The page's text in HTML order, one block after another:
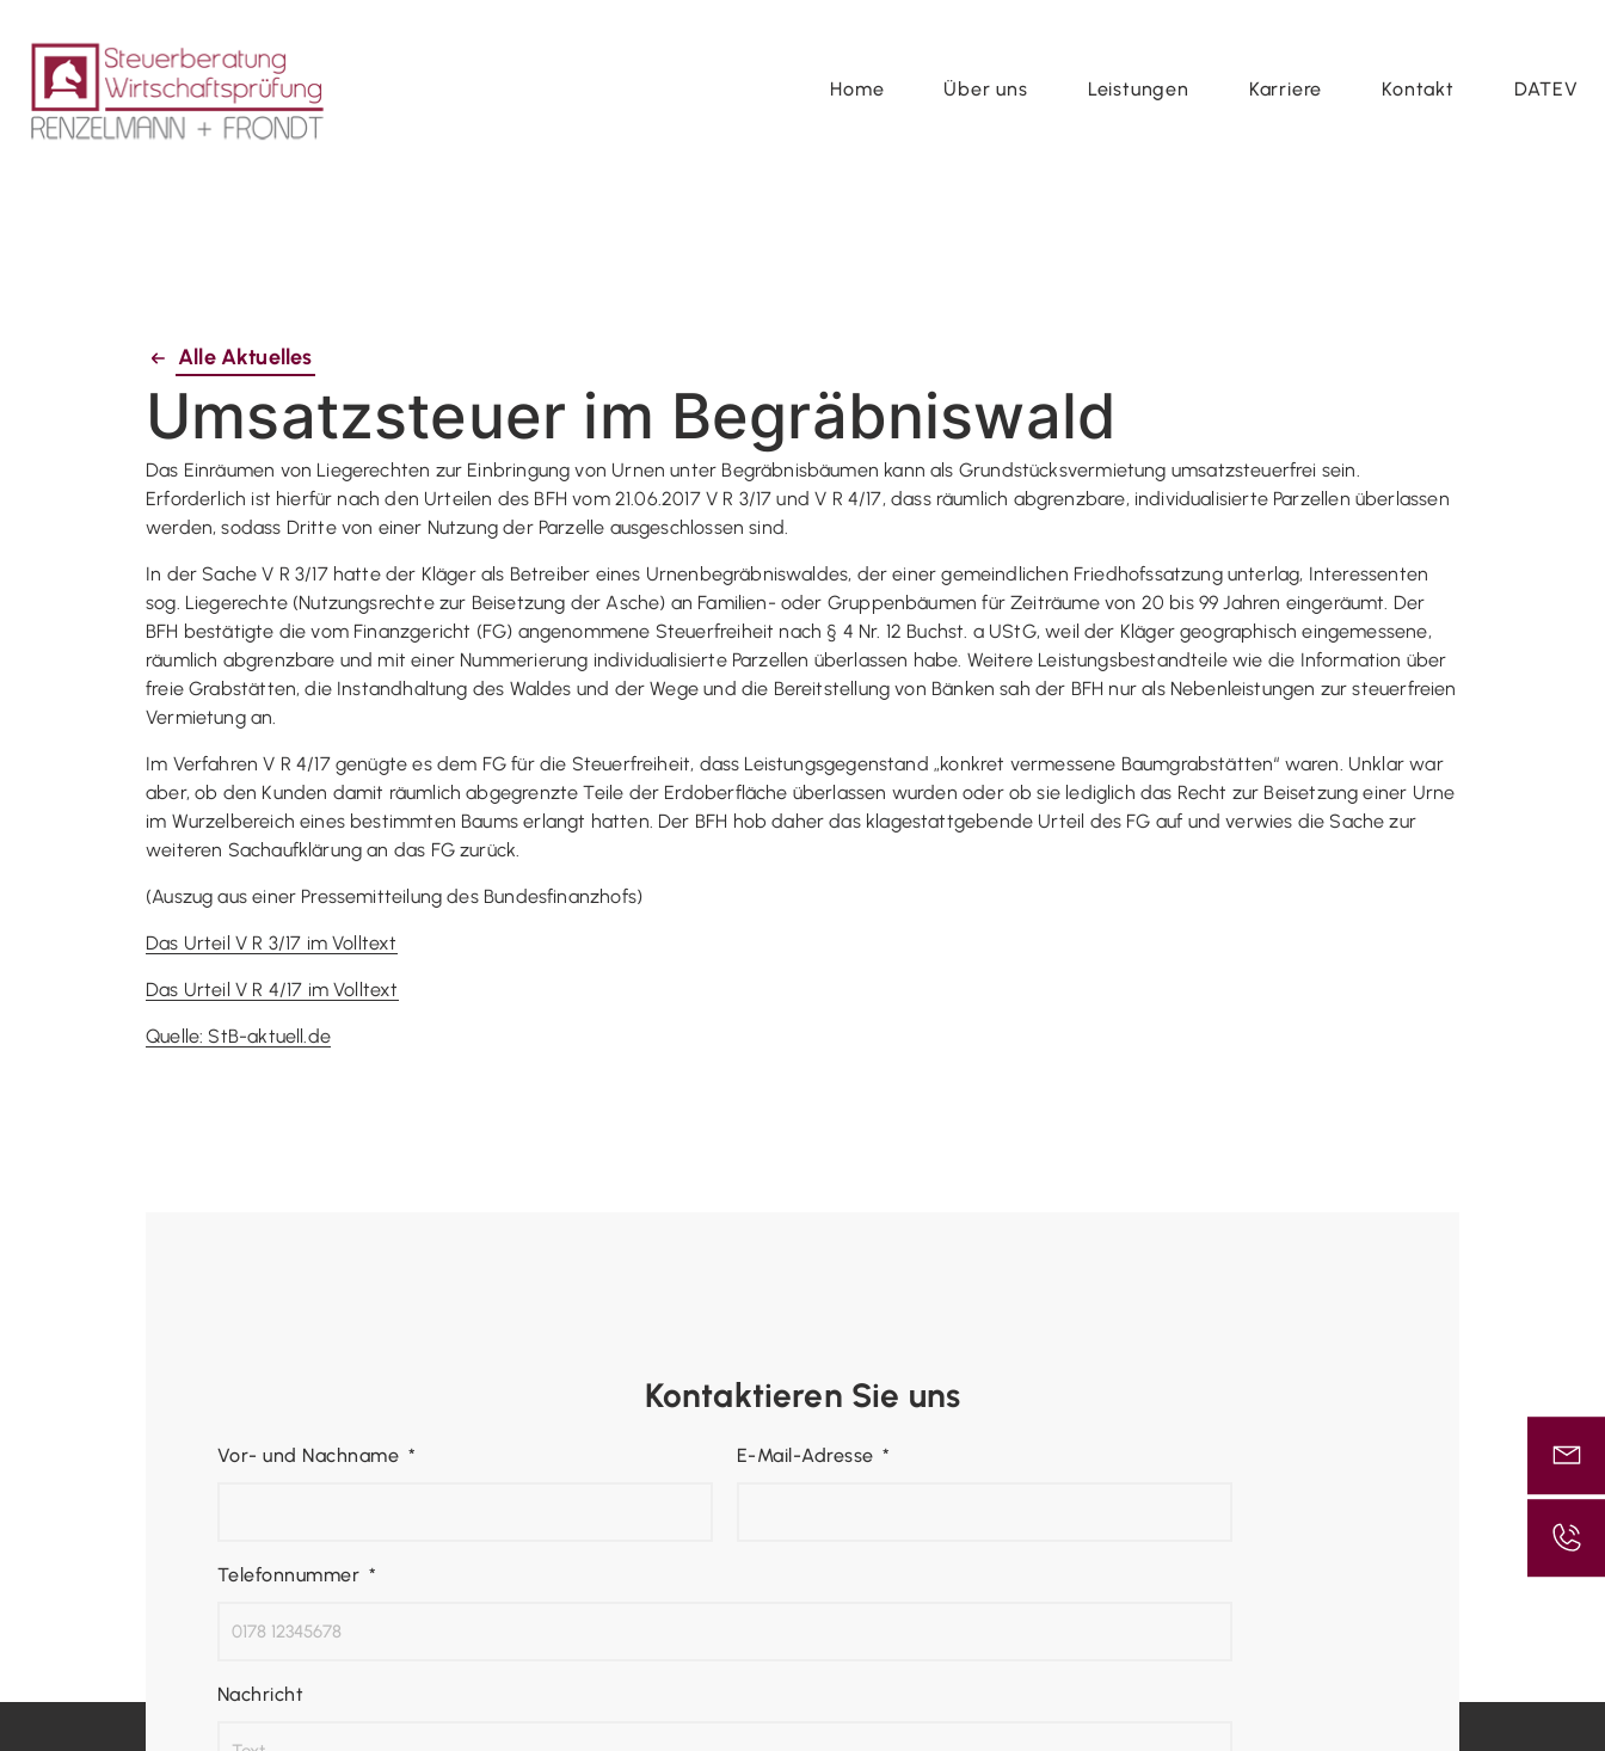
Home Über uns Leistungen Karriere Kontakt DATEV
Alle Aktuelles
Umsatzsteuer im Begräbniswald
Das Einräumen von Liegerechten zur Einbringung von Urnen unter Begräbnisbäumen kann als Grundstücksvermietung umsatzsteuerfrei sein.
Erforderlich ist hierfür nach den Urteilen des BFH vom 21.06.2017 V R 3/17 und V R 4/17, dass räumlich abgrenzbare, individualisierte Parzellen überlassen
werden, sodass Dritte von einer Nutzung der Parzelle ausgeschlossen sind.
In der Sache V R 3/17 hatte der Kläger als Betreiber eines Urnenbegräbniswaldes, der einer gemeindlichen Friedhofssatzung unterlag, Interessenten
sog. Liegerechte (Nutzungsrechte zur Beisetzung der Asche) an Familien- oder Gruppenbäumen für Zeiträume von 20 bis 99 Jahren eingeräumt. Der
BFH bestätigte die vom Finanzgericht (FG) angenommene Steuerfreiheit nach § 4 Nr. 12 Buchst. a UStG, weil der Kläger geographisch eingemessene,
räumlich abgrenzbare und mit einer Nummerierung individualisierte Parzellen überlassen habe. Weitere Leistungsbestandteile wie die Information über
freie Grabstätten, die Instandhaltung des Waldes und der Wege und die Bereitstellung von Bänken sah der BFH nur als Nebenleistungen zur steuerfreien
Vermietung an.
Im Verfahren V R 4/17 genügte es dem FG für die Steuerfreiheit, dass Leistungsgegenstand „konkret vermessene Baumgrabstätten“ waren. Unklar war
aber, ob den Kunden damit räumlich abgegrenzte Teile der Erdoberfläche überlassen wurden oder ob sie lediglich das Recht zur Beisetzung einer Urne
im Wurzelbereich eines bestimmten Baums erlangt hatten. Der BFH hob daher das klagestattgebende Urteil des FG auf und verwies die Sache zur
weiteren Sachaufklärung an das FG zurück.
(Auszug aus einer Pressemitteilung des Bundesfinanzhofs)
Das Urteil V R 3/17 im Volltext
Das Urteil V R 4/17 im Volltext
Quelle: StB-aktuell.de
Kontaktieren Sie uns
Vor- und Nachname E-Mail-Adresse
Telefonnummer
Nachricht